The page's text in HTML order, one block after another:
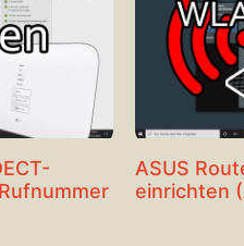
ASUS
einrichten